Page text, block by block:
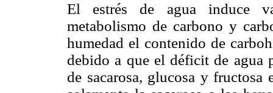
El estrés de agua induce
metabolismo de carbono y
humedad el contenido de
debido a que el déficit de agua
de sacarosa, glucosa y